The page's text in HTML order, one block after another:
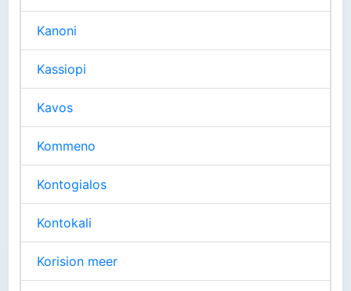
Kanoni
Kassiopi
Kavos
Kommeno
Kontogialos
Kontokali
Korision meer